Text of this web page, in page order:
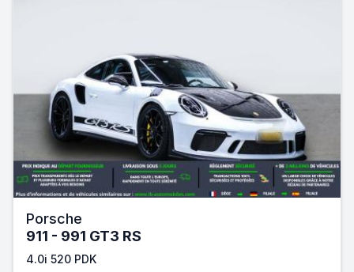
Porsche
911 - 991 GT3 RS
4.0i 520 PDK